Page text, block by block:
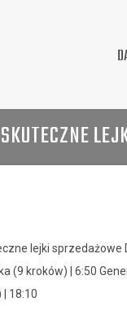
lejki
(9 kroków) | 6:50
18:10